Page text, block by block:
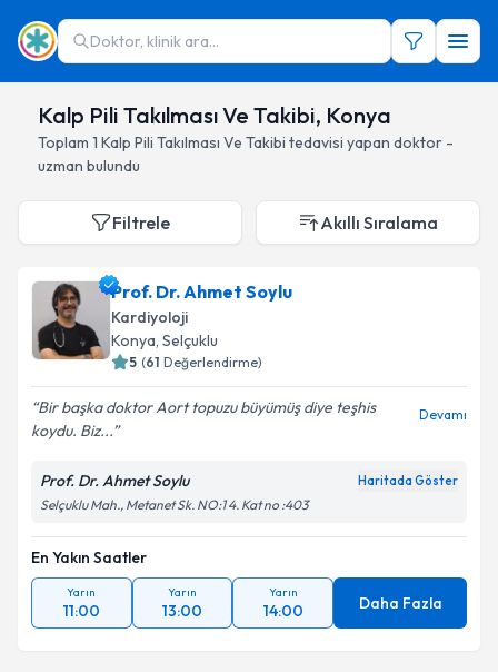
Doktor, klinik ara...
Kalp Pili Takılması Ve Takibi, Konya
Toplam 1 Kalp Pili Takılması Ve Takibi tedavisi yapan doktor -
uzman bulundu
Filtrele Akıllı Sıralama
Prof. Dr. Ahmet Soylu
Kardiyoloji
Konya, Selçuklu
5 (61 Değerlendirme)
Bir başka doktor Aort topuzu büyümüş diye teşhis
koydu. Biz...
Devamı
Prof. Dr. Ahmet Soylu Haritada Göster
Selçuklu Mah., Metanet Sk. NO:1 4. Kat no :403
En Yakın Saatler
Yarın
11:00
Yarın
13:00
Yarın
14:00 Daha Fazla